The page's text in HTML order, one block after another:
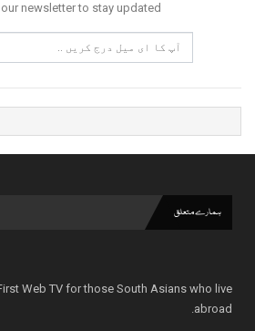
newsletter to stay updated.
ہمارے متعلق
Web TV for those South Asians who live
abroad.